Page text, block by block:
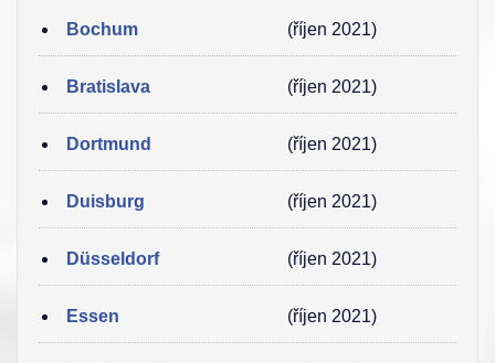
Bochum (říjen 2021)
Bratislava (říjen 2021)
Dortmund (říjen 2021)
Duisburg (říjen 2021)
Düsseldorf (říjen 2021)
Essen (říjen 2021)